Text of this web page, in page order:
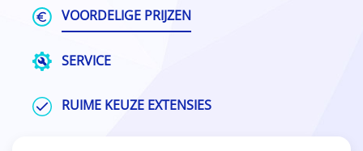
VOORDELIGE PRIJZEN
SERVICE
RUIME KEUZE EXTENSIES